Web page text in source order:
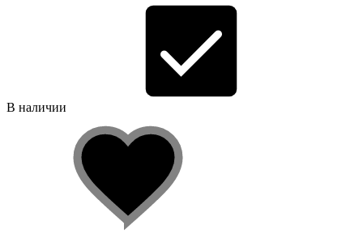
В наличии